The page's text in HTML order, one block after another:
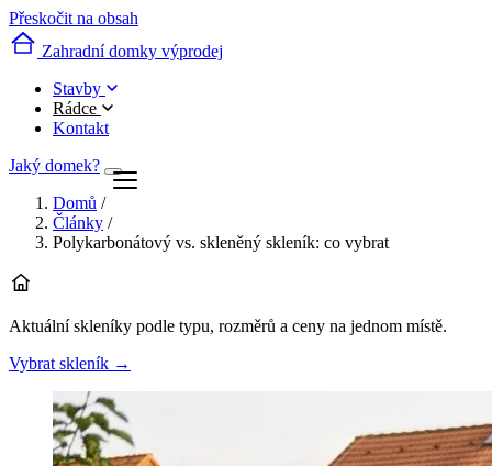
Přeskočit na obsah
Zahradní domky výprodej
Stavby
Rádce
Kontakt
Jaký domek?
Domů /
Články /
Polykarbonátový vs. skleněný skleník: co vybrat
Aktuální skleníky podle typu, rozměrů a ceny na jednom místě.
Vybrat skleník →